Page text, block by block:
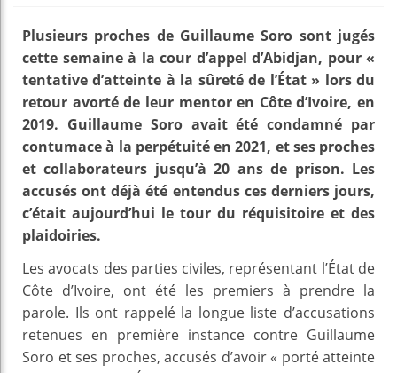
Plusieurs proches de Guillaume Soro sont jugés
cette semaine à la cour d’appel d’Abidjan, pour «
tentative d’atteinte à la sûreté de l’État » lors du
retour avorté de leur mentor en Côte d’Ivoire, en
2019. Guillaume Soro avait été condamné par
contumace à la perpétuité en 2021, et ses proches
et collaborateurs jusqu’à 20 ans de prison. Les
accusés ont déjà été entendus ces derniers jours,
c’était aujourd’hui le tour du réquisitoire et des
plaidoiries.
Les avocats des parties civiles, représentant l’État de
Côte d’Ivoire, ont été les premiers à prendre la
parole. Ils ont rappelé la longue liste d’accusations
retenues en première instance contre Guillaume
Soro et ses proches, accusés d’avoir « porté atteinte